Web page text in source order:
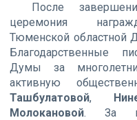
После
церемония
Тюменской областной
Благодарственные
Думы за
активную
Ташбулатовой,
Молокановой. За